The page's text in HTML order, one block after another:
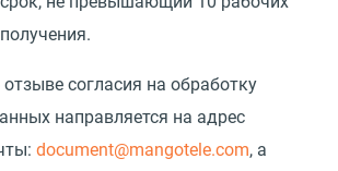
согласия на обработку
направляется на адрес
document@mangotele.com, а